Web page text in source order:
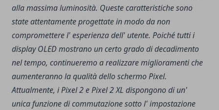
alla massima luminosità. Queste caratteristiche sono
state attentamente progettate in modo da non
compromettere l' esperienza dell' utente. Poiché tutti i
display OLED mostrano un certo grado di decadimento
nel tempo, continueremo a realizzare miglioramenti che
aumenteranno la qualità dello schermo Pixel.
Attualmente, i Pixel 2 e Pixel 2 XL dispongono di un'
unica funzione di commutazione sotto l' impostazione